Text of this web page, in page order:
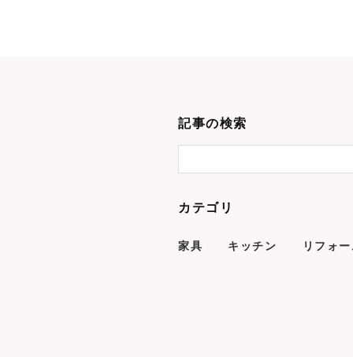
記事の検索
カテゴリ
家具 キッチン リフォ